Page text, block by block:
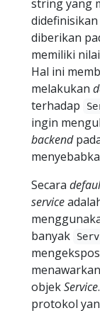
string yang
didefinisikan
diberikan
memiliki
Hal ini
melakukan
terhadap
ingin
backend
Secara
service
banyak
objekService
protokol